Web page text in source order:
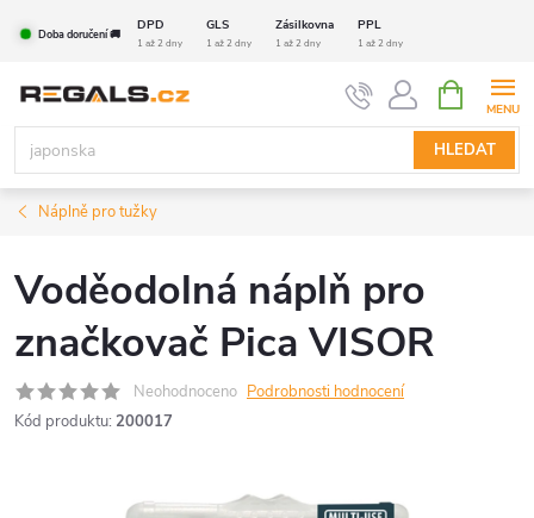
Doba doručení 🚚
DPD GLS Zásilkovna PPL
1 až 2 dny 1 až 2 dny 1 až 2 dny 1 až 2 dny
HLEDAT
NÁKUPNÍ
KOŠÍK
Náplně pro tužky
Voděodolná náplň pro
značkovač Pica VISOR
Neohodnoceno Podrobnosti hodnocení
Kód produktu: 200017